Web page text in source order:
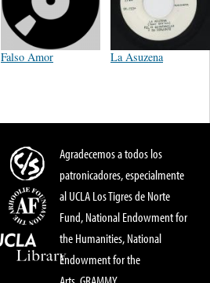
Falso Amor
La Asuzena
Agradecemos a todos los
patronicadores, especialmente
al UCLA Los Tigres de Norte
Fund, National Endowment for
the Humanities, National
Endowment for the